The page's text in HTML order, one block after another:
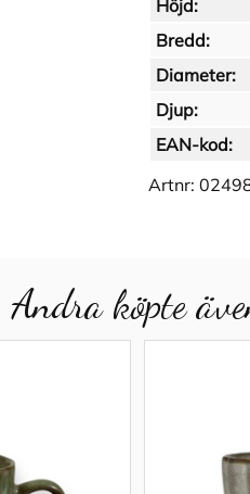
Höjd:
Bredd:
Diameter:
Djup:
EAN-kod:
Artnr:
Andra köpte